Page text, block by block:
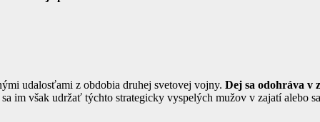
udalosťami z obdobia druhej svetovej vojny. Dej sa odohráva v
im však udržať týchto strategicky vyspelých mužov v zajatí alebo